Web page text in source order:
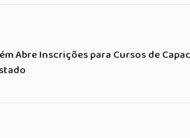
Abre Inscrições para Cursos de